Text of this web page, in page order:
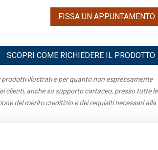
FISSA UN APPUNTAMENTO
SCOPRI COME RICHIEDERE IL PRODOTTO
illustrati e per quanto non espressamente
clienti, anche su supporto cartaceo, presso tutte le
del merito creditizio e dei requisiti necessari alla